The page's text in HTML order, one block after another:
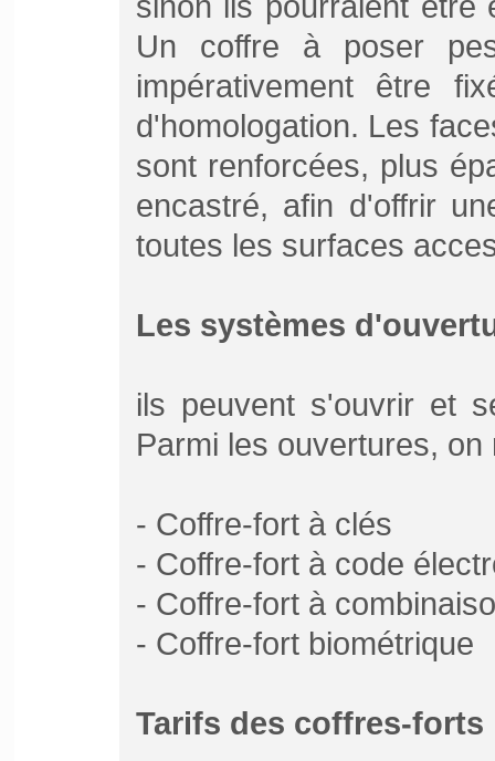
Un coffre à poser
impérativement être
d'homologation. Les
sont renforcées, plus
encastré, afin d'offrir
toutes les surfaces
Les systèmes
ils peuvent s'ouvrir et
Parmi les ouvertures, on
- Coffre-fort à clés
- Coffre-fort à code
- Coffre-fort à
- Coffre-fort biométrique
Tarifs des coffres-forts